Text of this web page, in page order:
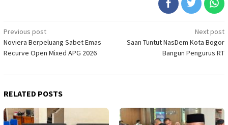
Post
navigation
Previous post
Noviera Berpeluang Sabet Emas
Recurve Open Mixed APG 2026
Next post
Saan Tuntut NasDem Kota Bogor
Bangun Pengurus RT
RELATED POSTS